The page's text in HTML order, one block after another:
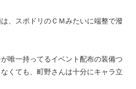
、スポドリのＣＭみたいに端整で潑
唯一持ってるイベント配布の装備つ
くても、町野さんは十分にキャラ立